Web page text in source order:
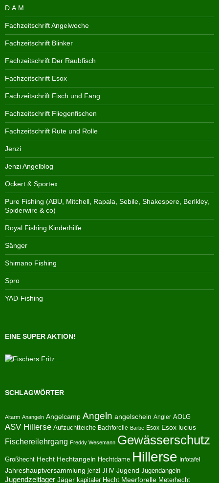
D.A.M.
Fachzeitschrift Angelwoche
Fachzeitschrift Blinker
Fachzeitschrift Der Raubfisch
Fachzeitschrift Esox
Fachzeitschrift Fisch und Fang
Fachzeitschrift Fliegenfischen
Fachzeitschrift Rute und Rolle
Jenzi
Jenzi Angelblog
Ockert & Sportex
Pure Fishing (ABU, Mitchell, Rapala, Sebile, Shakespere, Berlkley,
Spiderwire & co)
Royal Fishing Kinderhilfe
Sänger
Shimano Fishing
Spro
YAD-Fishing
EINE SUPER AKTION!
SCHLAGWÖRTER
Altarm Anangeln Angelcamp Angeln angelschein Angler AOLG
ASV Hillerse Aufzuchtteiche Bachforelle Barbe Esox Esox lucius
Fischereilehrgang Freddy Wesemann Gewässerschutz
Großhecht Hecht Hechtangeln Hechtdame Hillerse Infotafel
Jahreshauptversammlung jenzi JHV Jugend Jugendangeln
Jugendzeltlager Jäger kapitaler Hecht Meerforelle Meterhecht